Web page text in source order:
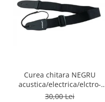
Curea chitara NEGRU
acustica/electrica/elctro-
acustica/bass
30,00 Lei